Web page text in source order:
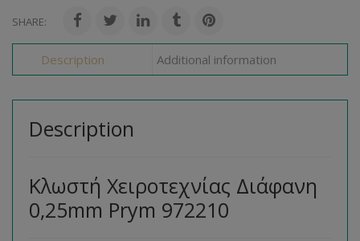
SHARE:
Description Additional information
Description
Κλωστή Χειροτεχνίας Διάφανη
0,25mm Prym 972210